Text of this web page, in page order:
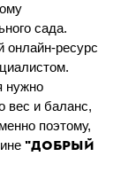
сада.
ресурс
нужно
вес и баланс,
поэтому,
"Добрый